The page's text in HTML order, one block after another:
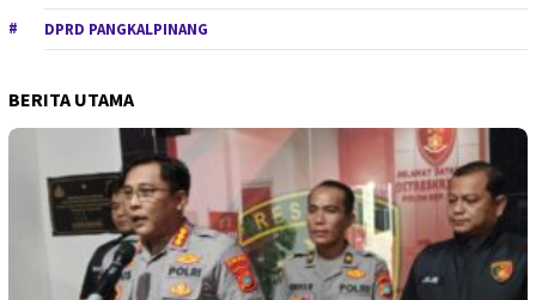
DPRD PANGKALPINANG
BERITA UTAMA